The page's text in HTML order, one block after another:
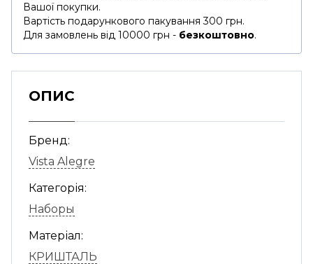
Вашої покупки.
Вартість подарункового пакування 300 грн.
Для замовлень від 10000 грн - безкоштовно.
ОПИС
Бренд:
Vista Alegre
Категорія:
Наборы
Матеріал:
КРИШТАЛЬ